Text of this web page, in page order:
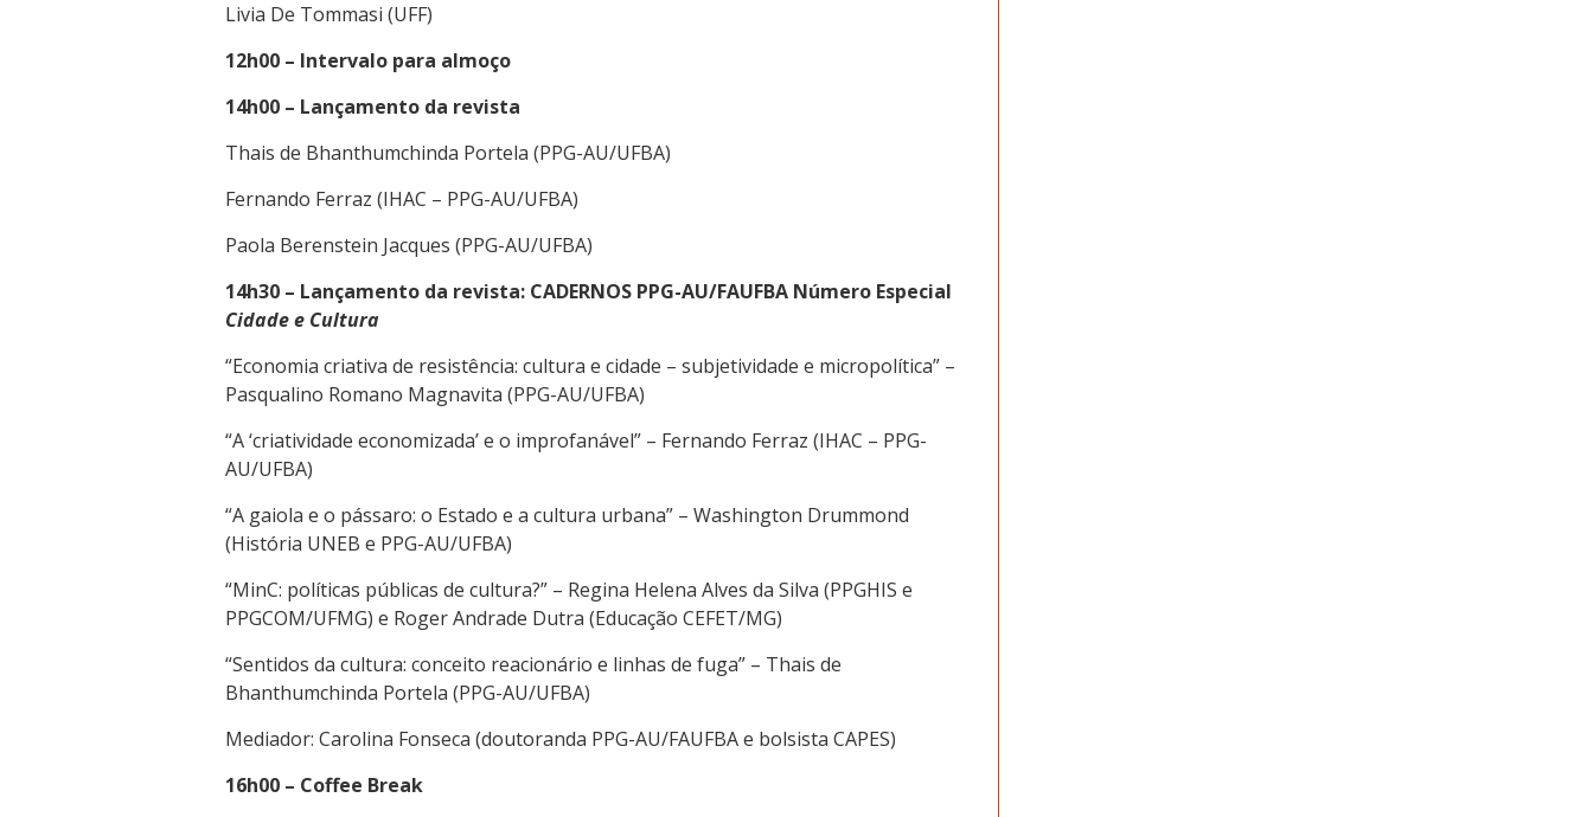
Livia De Tommasi (UFF)
12h00 – Intervalo para almoço
14h00 – Lançamento da revista
Thais de Bhanthumchinda Portela (PPG-AU/UFBA)
Fernando Ferraz (IHAC – PPG-AU/UFBA)
Paola Berenstein Jacques (PPG-AU/UFBA)
14h30 – Lançamento da revista: CADERNOS PPG-AU/FAUFBA Número Especial
Cidade e Cultura
“Economia criativa de resistência: cultura e cidade – subjetividade e micropolítica” –
Pasqualino Romano Magnavita (PPG-AU/UFBA)
“A ‘criatividade economizada’ e o improfanável” – Fernando Ferraz (IHAC – PPG-
AU/UFBA)
“A gaiola e o pássaro: o Estado e a cultura urbana” – Washington Drummond
(História UNEB e PPG-AU/UFBA)
“MinC: políticas públicas de cultura?” – Regina Helena Alves da Silva (PPGHIS e
PPGCOM/UFMG) e Roger Andrade Dutra (Educação CEFET/MG)
“Sentidos da cultura: conceito reacionário e linhas de fuga” – Thais de
Bhanthumchinda Portela (PPG-AU/UFBA)
Mediador: Carolina Fonseca (doutoranda PPG-AU/FAUFBA e bolsista CAPES)
16h00 – Coffee Break